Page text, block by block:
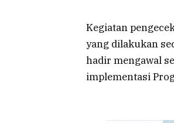
Kegiatan
yang dilakukan
hadir mengawal
implementasi